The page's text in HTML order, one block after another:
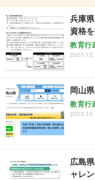
兵庫
資格
教育行
岡山
教育行
広島
ャレ